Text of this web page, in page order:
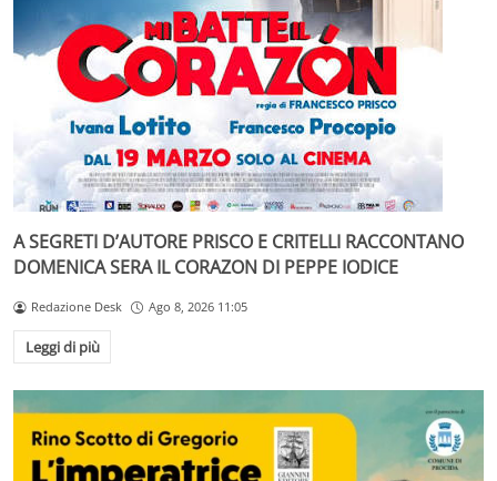
A SEGRETI D’AUTORE PRISCO E CRITELLI RACCONTANO
DOMENICA SERA IL CORAZON DI PEPPE IODICE
Redazione Desk Ago 8, 2026 11:05
Leggi di più